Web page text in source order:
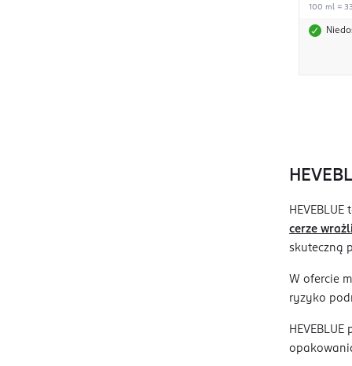
100 ml =
cerze
skuteczną
W ofercie
ryzyko